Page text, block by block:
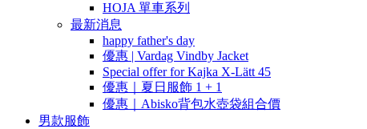
HOJA 單車系列
最新消息
happy father's day
優惠 | Vardag Vindby Jacket
Special offer for Kajka X-Lätt 45
優惠｜夏日服飾 1 + 1
優惠｜Abisko背包水壺袋組合價
男款服飾